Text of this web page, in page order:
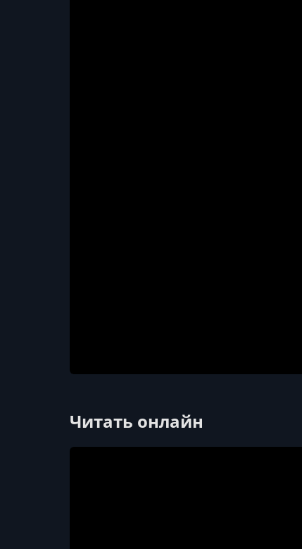
Читать онлайн